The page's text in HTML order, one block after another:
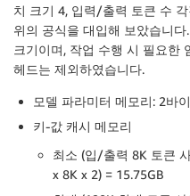
치 크기 4, 입력/출력 토큰 수
위의 공식을 대입해 보았습니
크기이며, 작업 수행 시 필요한
헤드는 제외하였습니다.
모델 파라미터 메모리: 2바
키-값 캐시 메모리
최소 (입/출력 8K 토큰
x 8K x 2) = 15.75GB